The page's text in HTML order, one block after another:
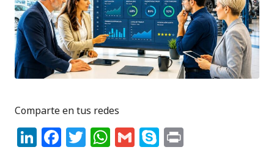
Comparte en tus redes
Li F T W G S